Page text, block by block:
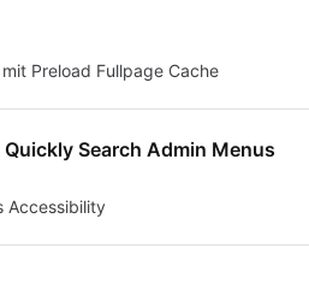
Preload Fullpage Cache
Search Admin Menus
Accessibility